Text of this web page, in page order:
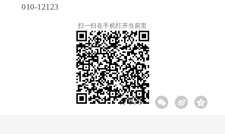
010-12123
扫一扫在手机打开当前页
分享到: